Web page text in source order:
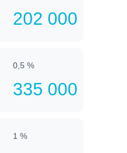
202 000
0,5 %
335 000
1 %